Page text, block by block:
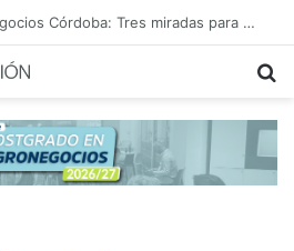
Congreso de Agronegocios Córdoba: Tres miradas para interpretar el escenario y tomar mejores decisiones